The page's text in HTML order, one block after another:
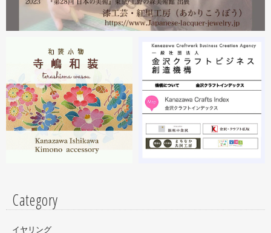
2月19日から23日まで 東京・上野の森美術館で開催中の
『第28回 日本の美術展』に出展しています。
2023.02
昨年初めからT-BASE銀座ギャラリーさんのご依頼で螺鈿
細工のソフビフィギュア装飾のお仕事させていただいてま
す。広面積への螺鈿細工や蒔絵となりますのでかなりの高
額品になりますがご好評のようで嬉しい限りです(^^)写真
はドラマに登場していたキャラクターです。
Category
イヤリング